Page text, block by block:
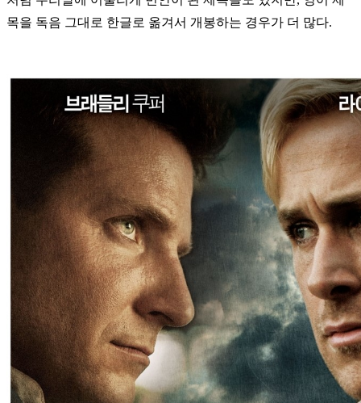
목을 독음 그대로 한글로 옮겨서 개봉하는 경우가 더 많다.